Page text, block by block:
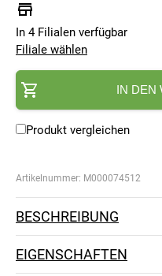
In 4 Filialen verfügbar
Filiale wählen
IN DEN
Produkt vergleichen
Artikelnummer: M000074512
BESCHREIBUNG
EIGENSCHAFTEN